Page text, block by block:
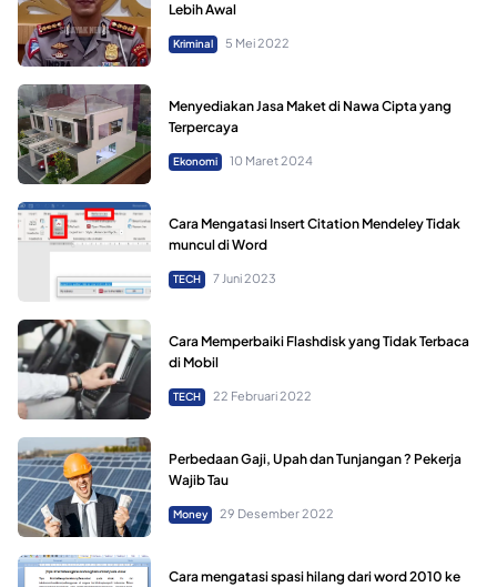
Lebih Awal
Kriminal 5 Mei 2022
Menyediakan Jasa Maket di Nawa Cipta yang
Terpercaya
Ekonomi 10 Maret 2024
Cara Mengatasi Insert Citation Mendeley Tidak
muncul di Word
TECH 7 Juni 2023
Cara Memperbaiki Flashdisk yang Tidak Terbaca
di Mobil
TECH 22 Februari 2022
Perbedaan Gaji, Upah dan Tunjangan ? Pekerja
Wajib Tau
Money 29 Desember 2022
Cara mengatasi spasi hilang dari word 2010 ke